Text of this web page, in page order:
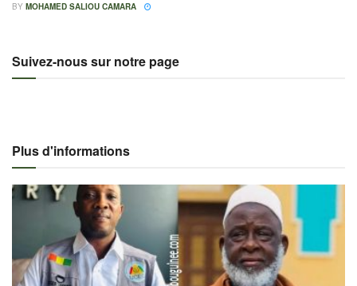
BY MOHAMED SALIOU CAMARA
Suivez-nous sur notre page
Plus d'informations